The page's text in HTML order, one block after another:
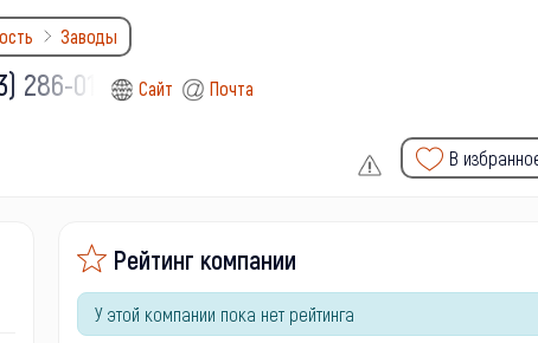
Заводы
286-01- Сайт Почта
В
Рейтинг компании
У этой компании пока нет рейтинга